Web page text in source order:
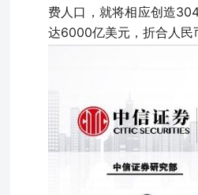
费人口，就将相应创造
达6000亿美元，折合人民